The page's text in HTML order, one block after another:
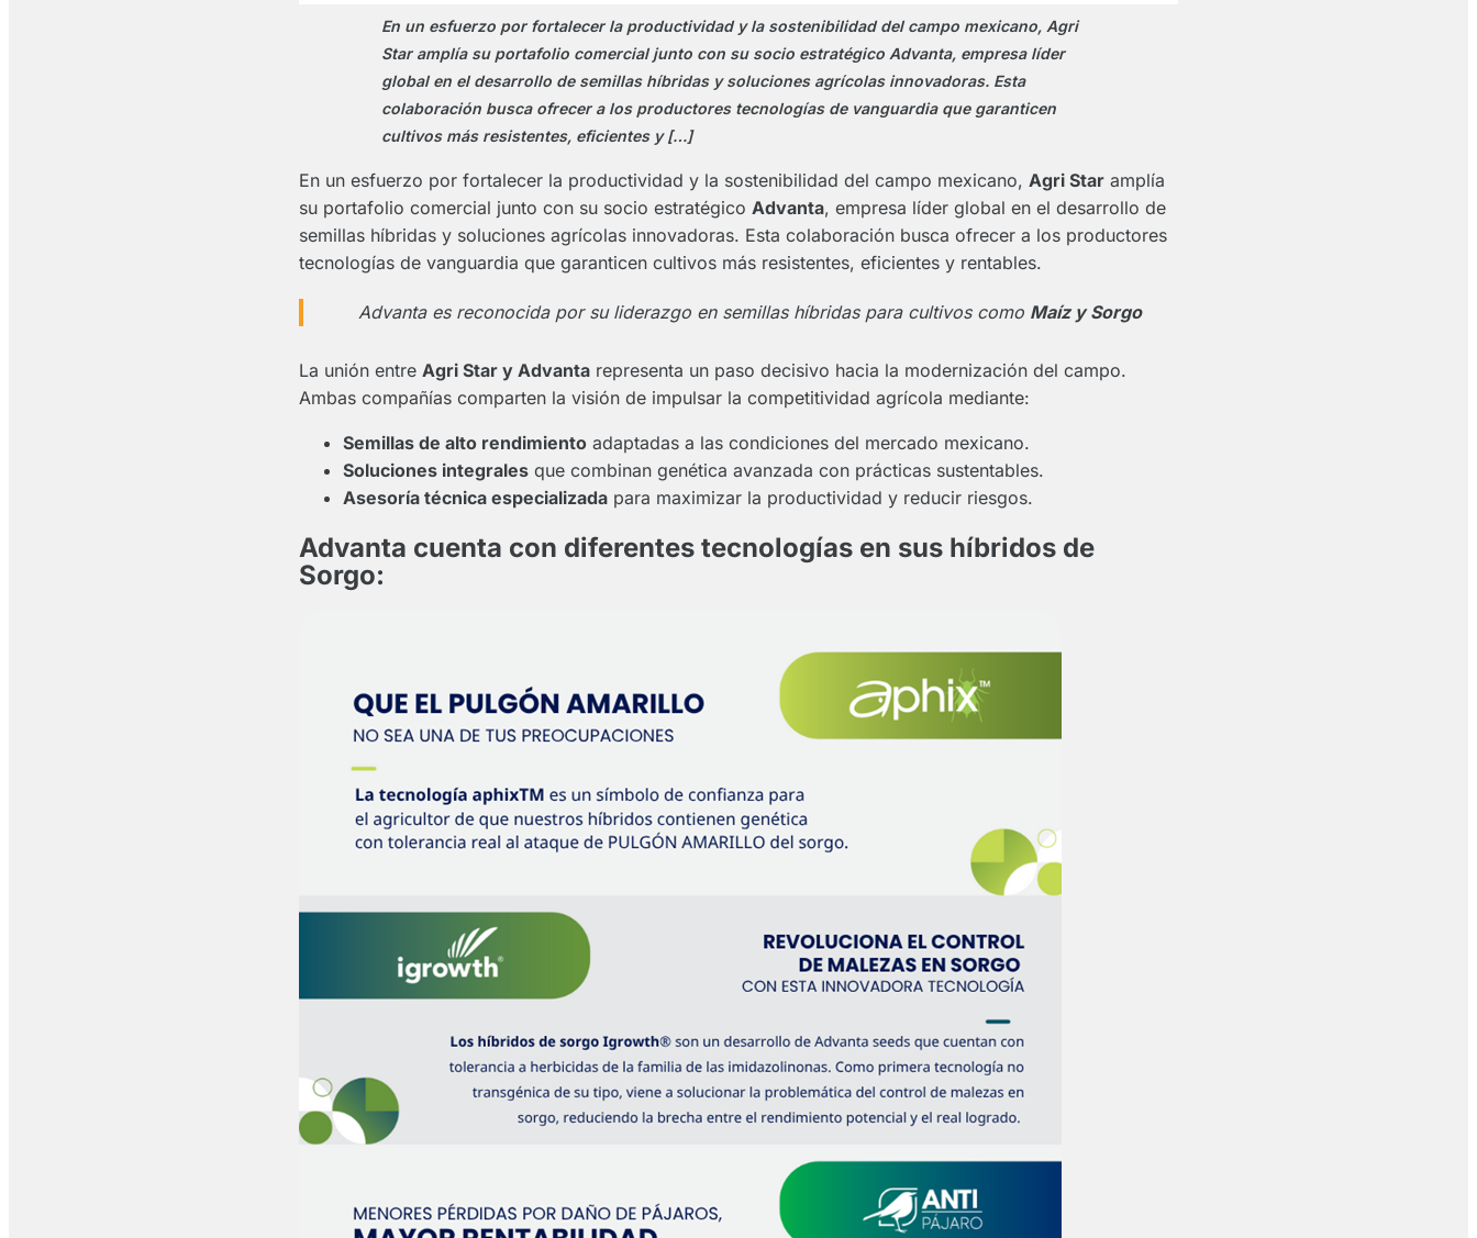
En un esfuerzo por fortalecer la productividad y la sostenibilidad del campo mexicano, Agri
Star amplía su portafolio comercial junto con su socio estratégico Advanta, empresa líder
global en el desarrollo de semillas híbridas y soluciones agrícolas innovadoras. Esta
colaboración busca ofrecer a los productores tecnologías de vanguardia que garanticen
cultivos más resistentes, eficientes y […]
En un esfuerzo por fortalecer la productividad y la sostenibilidad del campo mexicano, Agri Star amplía
su portafolio comercial junto con su socio estratégico Advanta, empresa líder global en el desarrollo de
semillas híbridas y soluciones agrícolas innovadoras. Esta colaboración busca ofrecer a los productores
tecnologías de vanguardia que garanticen cultivos más resistentes, eficientes y rentables.
Advanta es reconocida por su liderazgo en semillas híbridas para cultivos como Maíz y Sorgo
La unión entre Agri Star y Advanta representa un paso decisivo hacia la modernización del campo.
Ambas compañías comparten la visión de impulsar la competitividad agrícola mediante:
Semillas de alto rendimiento adaptadas a las condiciones del mercado mexicano.
Soluciones integrales que combinan genética avanzada con prácticas sustentables.
Asesoría técnica especializada para maximizar la productividad y reducir riesgos.
Advanta cuenta con diferentes tecnologías en sus híbridos de
Sorgo: